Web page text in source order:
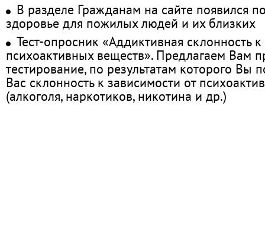
В разделе Гражданам на сайте появился
здоровье для пожилых людей и их близких
Тест-опросник «Аддиктивная склонность
психоактивных веществ». Предлагаем Вам
тестирование, по результатам которого Вы
Вас склонность к зависимости от
(алкоголя, наркотиков, никотина и др.)